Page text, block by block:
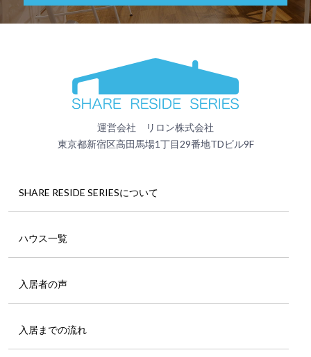
運営会社 リロン株式会社
東京都新宿区高田馬場1丁目29番地TDビル9F
SHARE RESIDE SERIESについて
ハウス一覧
入居者の声
入居までの流れ